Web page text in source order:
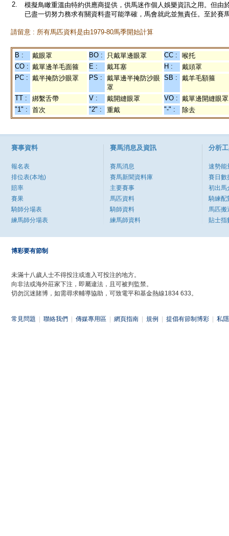
2.
模擬鳥瞰重溫由特約供應商提供，供馬迷作個人娛樂資訊之用。但
已盡一切努力務求有關資料盡可能準確，馬會就此並無責任。至於賽
請留意 : 所有馬匹資料是由1979-80馬季開始計算
B : 戴眼罩 BO : 只戴單邊眼罩 CC :
喉托
CO : 戴單邊羊毛面箍 E : 戴耳塞 H :
戴頭罩
PC : 戴半掩防沙眼罩 PS :
戴單邊半掩防沙眼
罩
SB : 戴羊毛額箍
TT : 綁繫舌帶 V : 戴開縫眼罩 VO : 戴單邊開縫眼罩
"1" :
首次 "2" : 重戴 "-" : 除去
賽事資料
報名表
排位表(本地)
賠率
賽果
騎師分場表
練馬師分場表
賽馬消息及資訊
賽馬消息
賽馬新聞資料庫
主要賽事
馬匹資料
騎師資料
練馬師資料
分析
速勢能
賽日數
初出馬
騎練配
馬匹搬
貼士指
博彩要有節制
未滿十八歲人士不得投注或進入可投注的地方。
向非法或海外莊家下注，即屬違法，且可被判監禁。
切勿沉迷賭博，如需尋求輔導協助，可致電平和基金熱線1834 633。
常見問題 聯絡我們 傳媒專用區 網頁指南 規例 提倡有節制博彩 私